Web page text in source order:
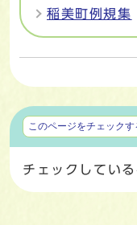
稲美町例規集
マイページ
このページをチェックす
チェックしてい